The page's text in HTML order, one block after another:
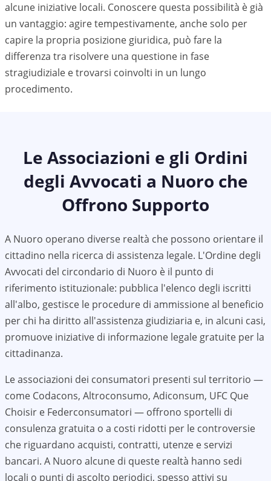
alcune iniziative locali. Conoscere questa possibilità è già
un vantaggio: agire tempestivamente, anche solo per
capire la propria posizione giuridica, può fare la
differenza tra risolvere una questione in fase
stragiudiziale e trovarsi coinvolti in un lungo
procedimento.
Le Associazioni e gli Ordini
degli Avvocati a Nuoro che
Offrono Supporto
A Nuoro operano diverse realtà che possono orientare il
cittadino nella ricerca di assistenza legale. L'Ordine degli
Avvocati del circondario di Nuoro è il punto di
riferimento istituzionale: pubblica l'elenco degli iscritti
all'albo, gestisce le procedure di ammissione al beneficio
per chi ha diritto all'assistenza giudiziaria e, in alcuni casi,
promuove iniziative di informazione legale gratuite per la
cittadinanza.
Le associazioni dei consumatori presenti sul territorio —
come Codacons, Altroconsumo, Adiconsum, UFC Que
Choisir e Federconsumatori — offrono sportelli di
consulenza gratuita o a costi ridotti per le controversie
che riguardano acquisti, contratti, utenze e servizi
bancari. A Nuoro alcune di queste realtà hanno sedi
locali o punti di ascolto periodici, spesso attivi su